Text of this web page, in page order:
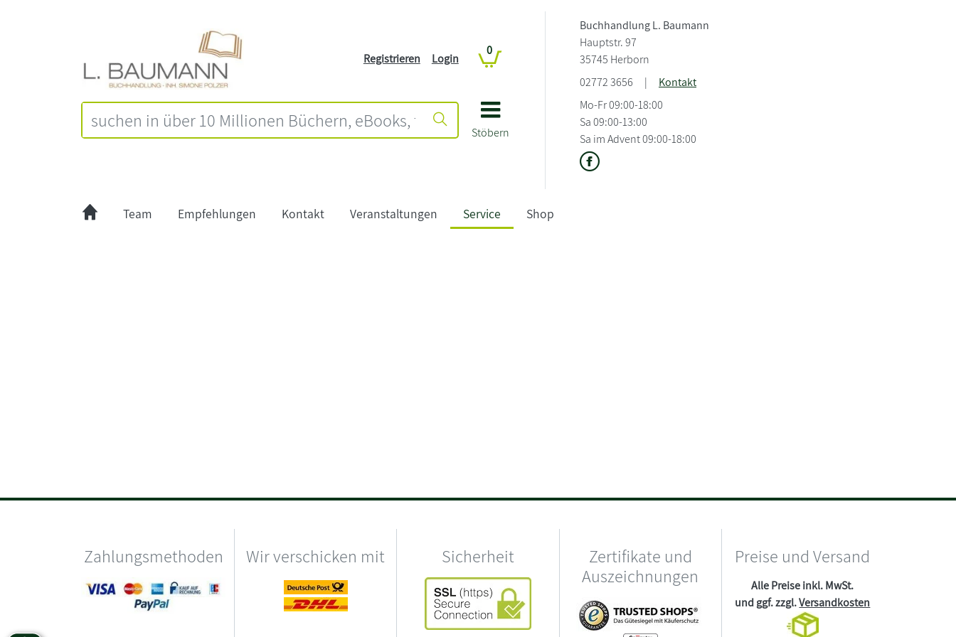
Stöbern
Registrieren Login
0
Buchhandlung L. Baumann
Hauptstr. 97
35745 Herborn
02772 3656
|
Kontakt
Mo-Fr 09:00-18:00
Sa 09:00-13:00
Sa im Advent 09:00-18:00
Team Empfehlungen Kontakt Veranstaltungen Service Shop
Zahlungsmethoden Wir verschicken mit Sicherheit
Zertifikate und
Auszeichnungen
Preise und Versand
Alle Preise inkl. MwSt.
und ggf. zzgl.Versandkosten